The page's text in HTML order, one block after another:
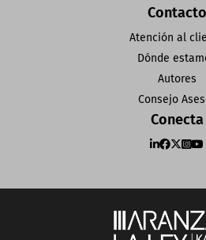
Contacto
Atención al
Dónde
Autores
Consejo
Conecta